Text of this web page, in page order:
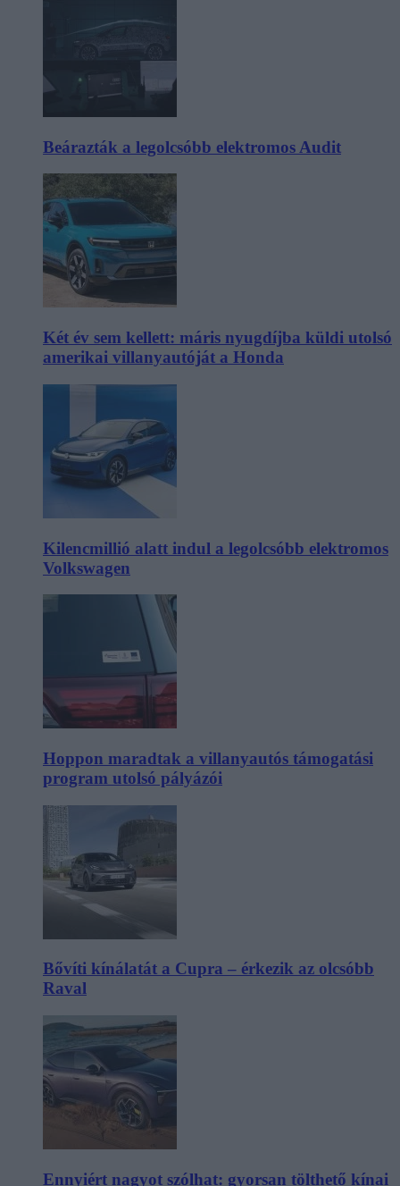
Beárazták a legolcsóbb elektromos Audit
Két év sem kellett: máris nyugdíjba küldi utolsó
amerikai villanyautóját a Honda
Kilencmillió alatt indul a legolcsóbb elektromos
Volkswagen
Hoppon maradtak a villanyautós támogatási
program utolsó pályázói
Bővíti kínálatát a Cupra – érkezik az olcsóbb
Raval
Ennyiért nagyot szólhat: gyorsan tölthető kínai